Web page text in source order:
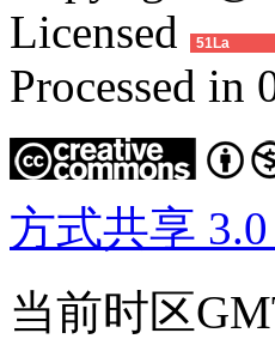
Licensed
51La
Processed in
方式共享
当前时区